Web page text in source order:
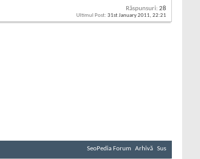
Răspunsuri: 28
Ultimul Post: 31st January 2011, 22:21
SeoPedia Forum Arhivă Sus